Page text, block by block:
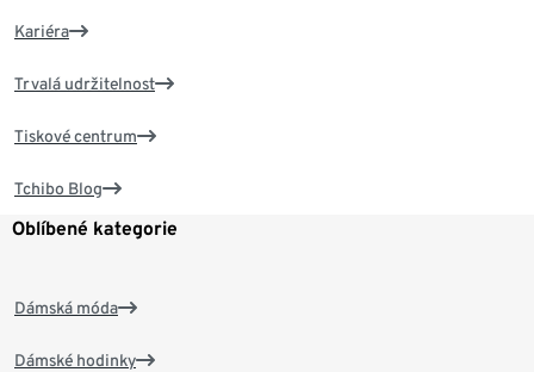
Kariéra
Trvalá udržitelnost
Tiskové centrum
Tchibo Blog
Oblíbené kategorie
Dámská móda
Dámské hodinky